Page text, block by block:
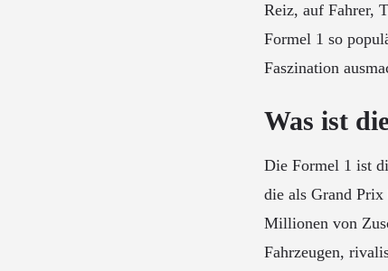
Reiz, auf Fahrer,
Formel 1 so
Faszination
Was ist
Die Formel 1 ist
die als Grand Prix
Millionen von
Fahrzeugen,